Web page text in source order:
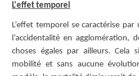
L'effet temporel
L’effet temporel se caractérise
l’accidentalité en agglomération,
choses égales par ailleurs. Cela
mobilité et sans aucune